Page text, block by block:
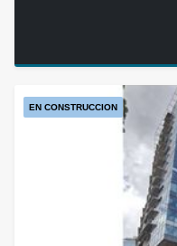
EN CONSTRUCCION